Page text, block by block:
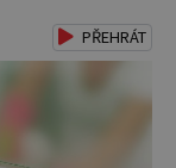
PŘEHRÁT